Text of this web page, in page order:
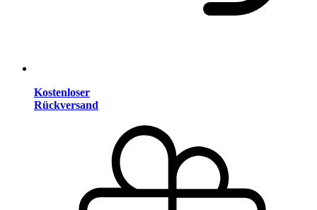
Kostenloser
Rückversand